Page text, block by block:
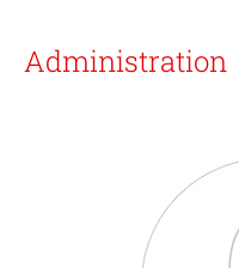
Administration